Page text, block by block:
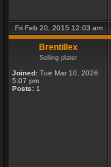
Fri Feb 20, 2015 12:03 am
Brentillex
Selling plater
Joined: Tue Mar 10, 2026
5:07 pm
Posts: 1